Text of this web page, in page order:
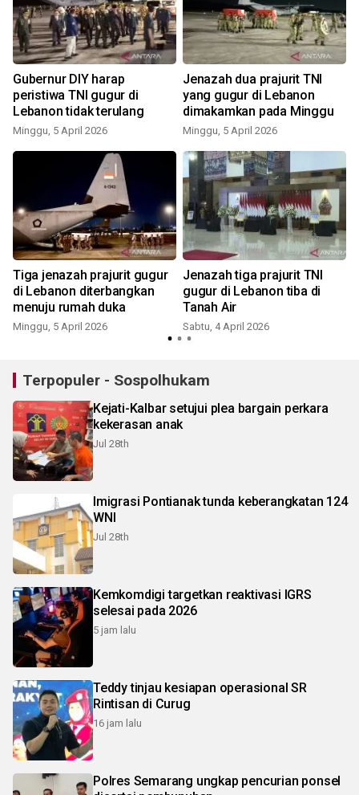
Gubernur DIY harap
peristiwa TNI gugur di
Lebanon tidak terulang
Minggu, 5 April 2026
Jenazah dua prajurit TNI
yang gugur di Lebanon
dimakamkan pada Minggu
Minggu, 5 April 2026
Tiga jenazah prajurit gugur
di Lebanon diterbangkan
menuju rumah duka
Minggu, 5 April 2026
Jenazah tiga prajurit TNI
gugur di Lebanon tiba di
Tanah Air
Sabtu, 4 April 2026
Terpopuler - Sospolhukam
Kejati-Kalbar setujui plea bargain perkara
kekerasan anak
Jul 28th
Imigrasi Pontianak tunda keberangkatan 124
WNI
Jul 28th
Kemkomdigi targetkan reaktivasi IGRS
selesai pada 2026
5 jam lalu
Teddy tinjau kesiapan operasional SR
Rintisan di Curug
16 jam lalu
Polres Semarang ungkap pencurian ponsel